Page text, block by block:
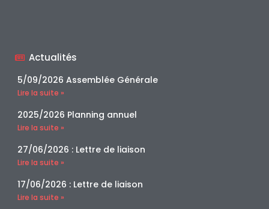
Actualités
5/09/2026 Assemblée Générale
Lire la suite »
2025/2026 Planning annuel
Lire la suite »
27/06/2026 : Lettre de liaison
Lire la suite »
17/06/2026 : Lettre de liaison
Lire la suite »